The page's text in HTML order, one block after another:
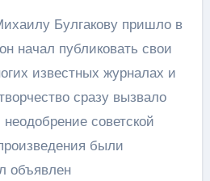
Булгакову пришло в
начал публиковать свои
известных журналах и
сразу вызвало
советской
были
объявлен